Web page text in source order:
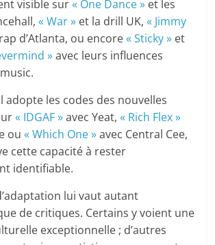
visible sur« One Dance » et les
« War » et la drill UK,« Jimmy
d’Atlanta, ou encore« Sticky » et
»avec leurs influences
adopte les codes des nouvelles
« IDGAF »avec Yeat,« Rich Flex »
ou« Which One »avec Central Cee,
cette capacité à rester
identifiable.
lui vaut autant
de critiques. Certains y voient une
exceptionnelle ; d’autres